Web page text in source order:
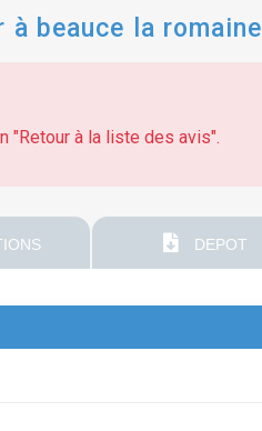
beauce la romaine
"Retour à la liste des avis".
DEPOT